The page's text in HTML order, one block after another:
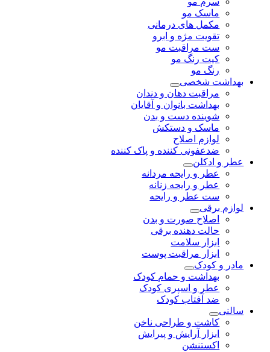
ماسک مو
مکمل های درمانی
تقویت مژه و ابرو
ست مراقبت مو
کیت رنگ مو
رنگ مو
بهداشت شخصی
مراقبت دهان و دندان
بهداشت بانوان و آقایان
شوینده دست و بدن
ماسک و دستکش
لوازم اصلاح
ضدعفونی کننده و پاک کننده
عطر و ادکلن
عطر و رایحه مردانه
عطر و رایحه زنانه
ست عطر و رایحه
لوازم برقی
اصلاح صورت و بدن
حالت دهنده برقی
ابزار سلامت
ابزار مراقبت پوست
مادر و کودک
بهداشت و حمام کودک
عطر و اسپری کودک
ضد آفتاب کودک
سالنی
کاشت و طراحی ناخن
ابزار آرایش و پیرایش
اکستنشن